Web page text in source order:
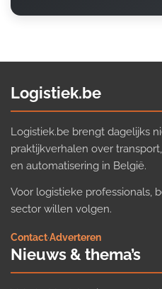
Logistiek.be
Logistiek.be brengt dagelijks
praktijkverhalen over
en automatisering in België.
Voor logistieke professionals,
sector willen volgen.
Contact·Adverteren
Nieuws & thema’s